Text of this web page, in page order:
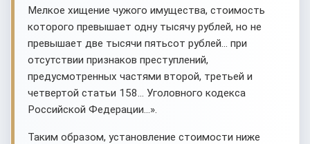
Мелкое хищение чужого имущества, стоимость
которого превышает одну тысячу рублей, но не
превышает две тысячи пятьсот рублей... при
отсутствии признаков преступлений,
предусмотренных частями второй, третьей и
четвертой статьи 158... Уголовного кодекса
Российской Федерации...».
Таким образом, установление стоимости ниже